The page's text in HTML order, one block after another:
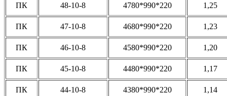
ПК 48-10-8 4780*990*220 1,25
ПК 47-10-8 4680*990*220 1,23
ПК 46-10-8 4580*990*220 1,20
ПК 45-10-8 4480*990*220 1,17
ПК 44-10-8 4380*990*220 1,14